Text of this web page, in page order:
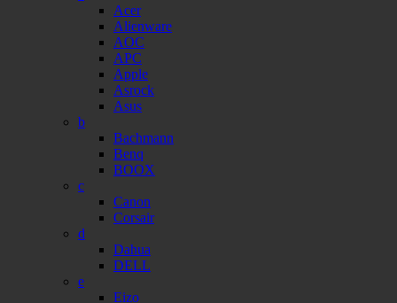
Acer
Alienware
AOC
APC
Apple
Asrock
Asus
b
Bachmann
Benq
BOOX
c
Canon
Corsair
d
Dahua
DELL
e
Eizo